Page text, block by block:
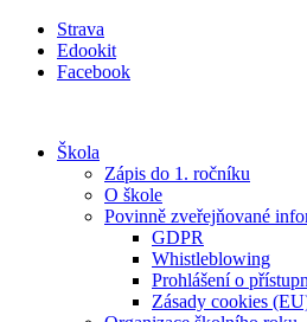
Přejít
obsahu
Strava
Edookit
Facebook
Škola
Zápis do 1. ročníku
O škole
Povinně zveřejňované
GDPR
Whistleblowing
Prohlášení o
Zásady cookies